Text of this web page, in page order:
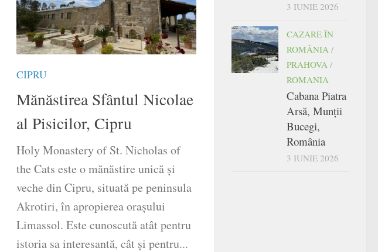
CIPRU
Mănăstirea Sfântul Nicolae
al Pisicilor, Cipru
Holy Monastery of St. Nicholas of
the Cats este o mănăstire unică și
veche din Cipru, situată pe peninsula
Akrotiri, în apropierea orașului
Limassol. Este cunoscută atât pentru
istoria sa interesantă, cât și pentru...
3 IUNIE 2026
CAZARE ÎN
ROMÂNIA /
PRAHOVA /
ROMANIA
Cabana Piatra
Arsă, Munții
Bucegi,
România
3 IUNIE 2026